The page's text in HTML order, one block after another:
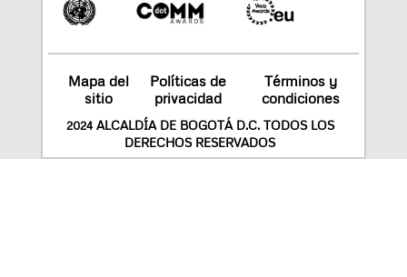
Mapa del
sitio
Políticas de
privacidad
Términos y
condiciones
2024 ALCALDÍA DE BOGOTÁ D.C. TODOS LOS
DERECHOS RESERVADOS